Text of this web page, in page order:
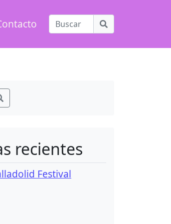
recientes
Festival